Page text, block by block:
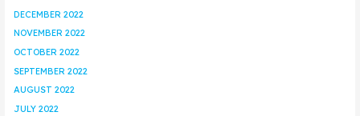
DECEMBER 2022
NOVEMBER 2022
OCTOBER 2022
SEPTEMBER 2022
AUGUST 2022
JULY 2022